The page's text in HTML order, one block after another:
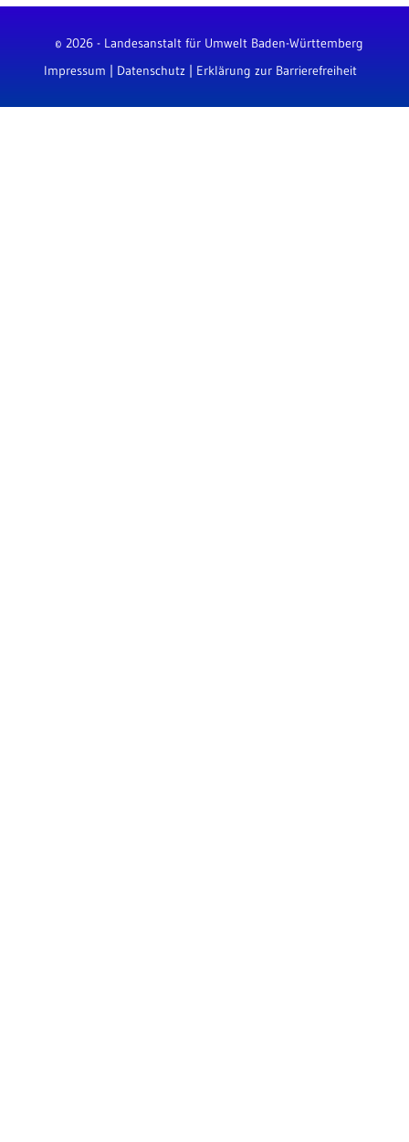
© 2026 - Landesanstalt für Umwelt Baden-Württemberg
Impressum
Datenschutz| Erklärung zur Barrierefreiheit